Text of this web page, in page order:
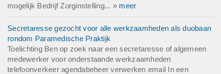
mogelijk Bedrijf Zorginstelling... » meer
Secretaresse gezocht voor alle werkzaamheden als duobaan
rondom Paramedische Praktijk
Toelichting Ben op zoek naar een secretaresse of algemeen
medewerker voor onderstaande werkzaamheden
telefoonverkeer agendabeheer verwerken email In een